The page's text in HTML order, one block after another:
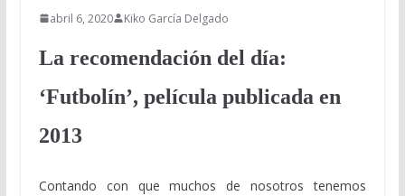
abril 6, 2020 Kiko García Delgado
La recomendación del día:
‘Futbolín’, película publicada en
2013
Contando con que muchos de nosotros tenemos